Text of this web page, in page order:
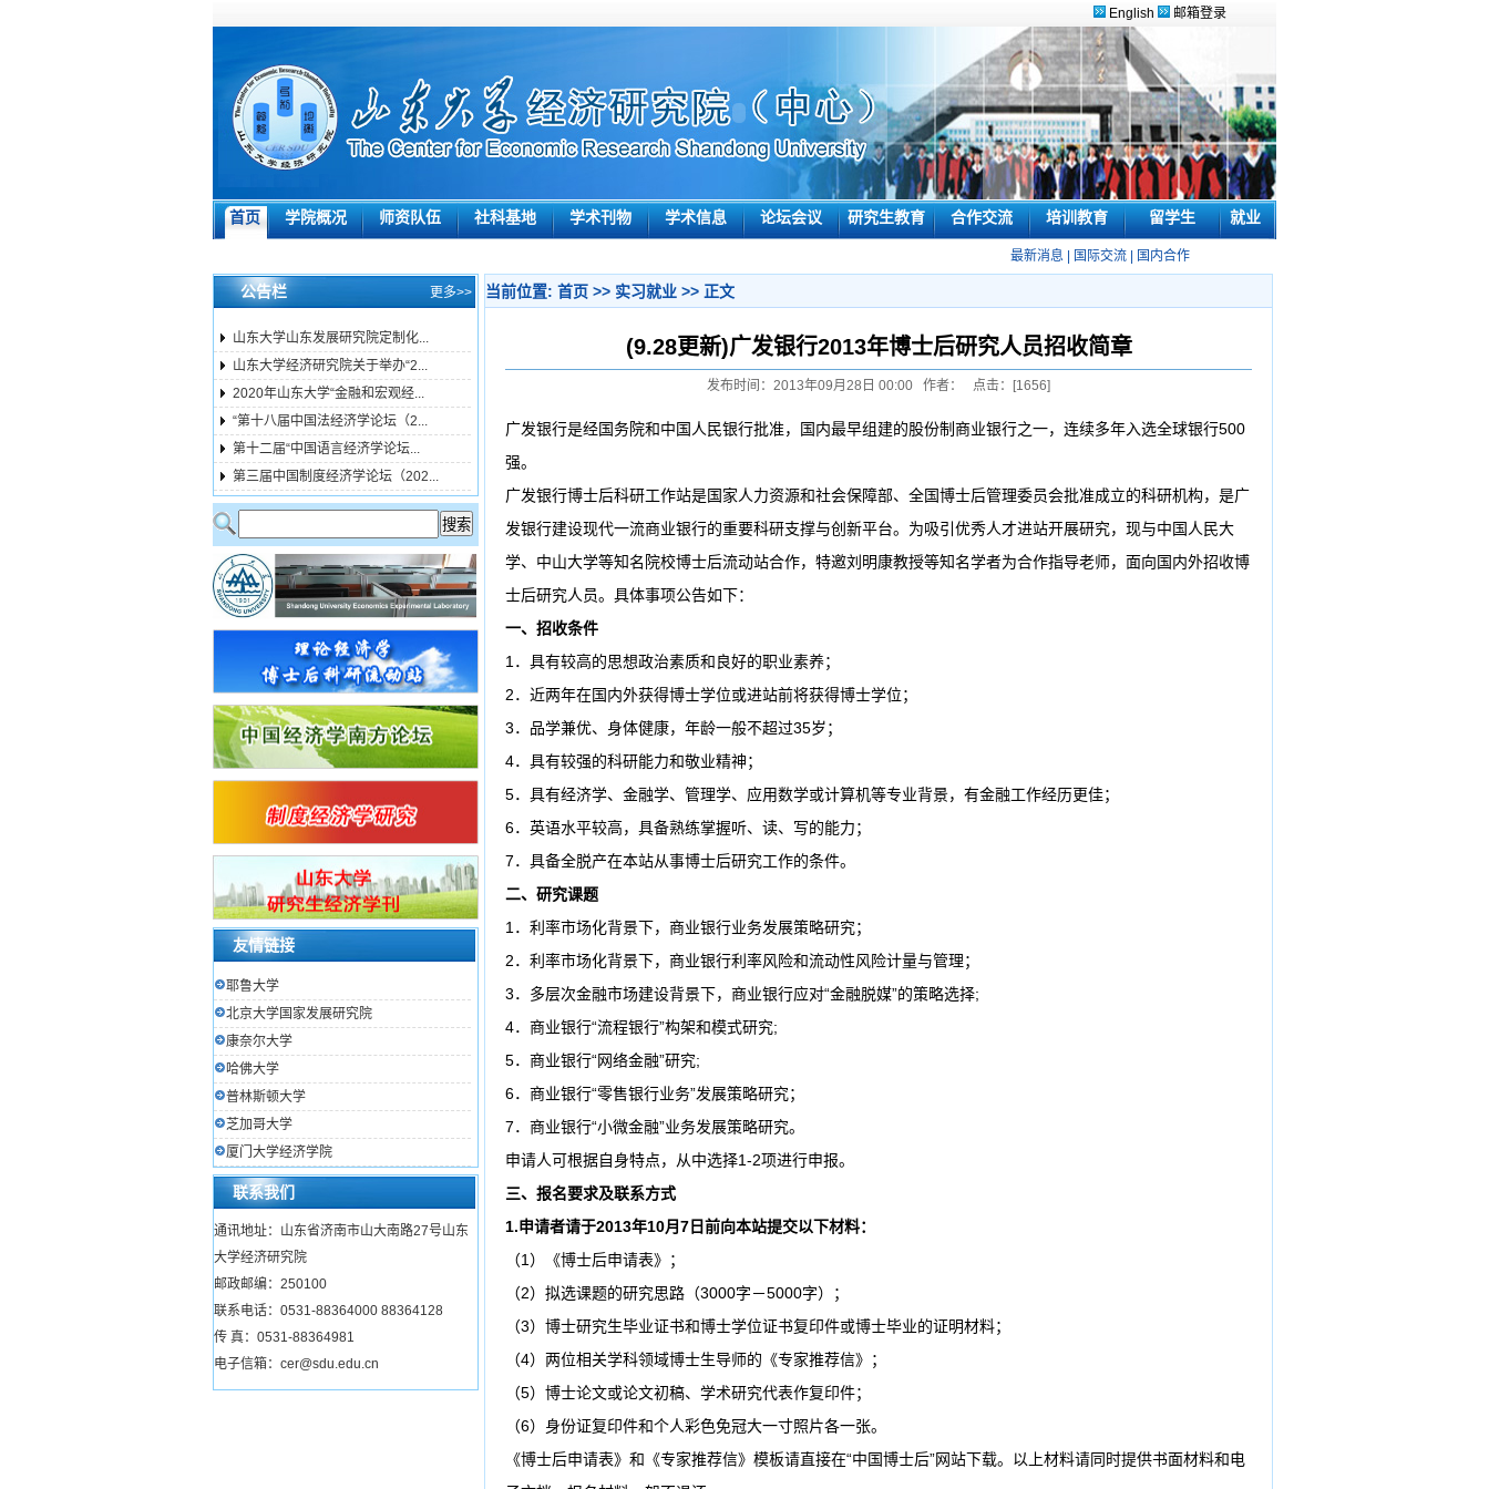
English 邮箱登录
首页 学院概况 师资队伍 社科基地 学术刊物 学术信息 论坛会议 研究生教育 合作交流 培训教育 留学生 就业
最新消息 国际交流 国内合作
公告栏 更多>>
山东大学山东发展研究院定制化...
山东大学经济研究院关于举办“2...
2020年山东大学“金融和宏观经...
“第十八届中国法经济学论坛（2...
第十二届“中国语言经济学论坛...
第三届中国制度经济学论坛（202...
友情链接
耶鲁大学
北京大学国家发展研究院
康奈尔大学
哈佛大学
普林斯顿大学
芝加哥大学
厦门大学经济学院
联系我们
通讯地址：山东省济南市山大南路27号山东
大学经济研究院
邮政邮编：250100
联系电话：0531-88364000 88364128
传 真：0531-88364981
电子信箱：cer@sdu.edu.cn
当前位置: 首页 >> 实习就业 >> 正文
(9.28更新)广发银行2013年博士后研究人员招收简章
发布时间：2013年09月28日 00:00 作者： 点击：[1656]
广发银行是经国务院和中国人民银行批准，国内最早组建的股份制商业银行之一，连续多年入选全球银行500
强。
广发银行博士后科研工作站是国家人力资源和社会保障部、全国博士后管理委员会批准成立的科研机构，是广
发银行建设现代一流商业银行的重要科研支撑与创新平台。为吸引优秀人才进站开展研究，现与中国人民大
学、中山大学等知名院校博士后流动站合作，特邀刘明康教授等知名学者为合作指导老师，面向国内外招收博
士后研究人员。具体事项公告如下：
一、招收条件
1．具有较高的思想政治素质和良好的职业素养；
2．近两年在国内外获得博士学位或进站前将获得博士学位；
3．品学兼优、身体健康，年龄一般不超过35岁；
4．具有较强的科研能力和敬业精神；
5．具有经济学、金融学、管理学、应用数学或计算机等专业背景，有金融工作经历更佳；
6．英语水平较高，具备熟练掌握听、读、写的能力；
7．具备全脱产在本站从事博士后研究工作的条件。
二、研究课题
1．利率市场化背景下，商业银行业务发展策略研究；
2．利率市场化背景下，商业银行利率风险和流动性风险计量与管理；
3．多层次金融市场建设背景下，商业银行应对“金融脱媒”的策略选择;
4．商业银行“流程银行”构架和模式研究;
5．商业银行“网络金融”研究;
6．商业银行“零售银行业务”发展策略研究；
7．商业银行“小微金融”业务发展策略研究。
申请人可根据自身特点，从中选择1-2项进行申报。
三、报名要求及联系方式
1.申请者请于2013年10月7日前向本站提交以下材料：
（1）《博士后申请表》；
（2）拟选课题的研究思路（3000字－5000字）；
（3）博士研究生毕业证书和博士学位证书复印件或博士毕业的证明材料；
（4）两位相关学科领域博士生导师的《专家推荐信》；
（5）博士论文或论文初稿、学术研究代表作复印件；
（6）身份证复印件和个人彩色免冠大一寸照片各一张。
《博士后申请表》和《专家推荐信》模板请直接在“中国博士后”网站下载。以上材料请同时提供书面材料和电